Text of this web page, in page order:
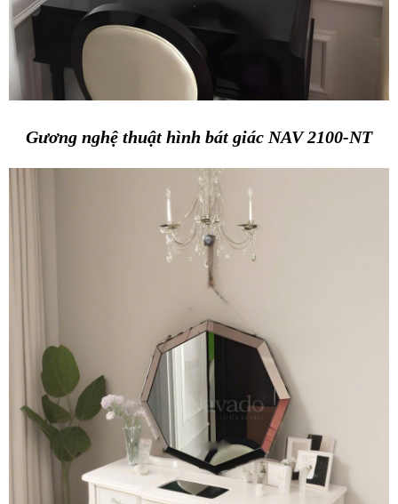
Gương nghệ thuật hình bát giác NAV 2100-NT